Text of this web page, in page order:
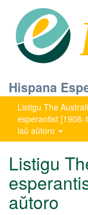
Hispana
Listigu The
esperantist [1908-
laŭ aŭtoro
Listigu
aŭtoro